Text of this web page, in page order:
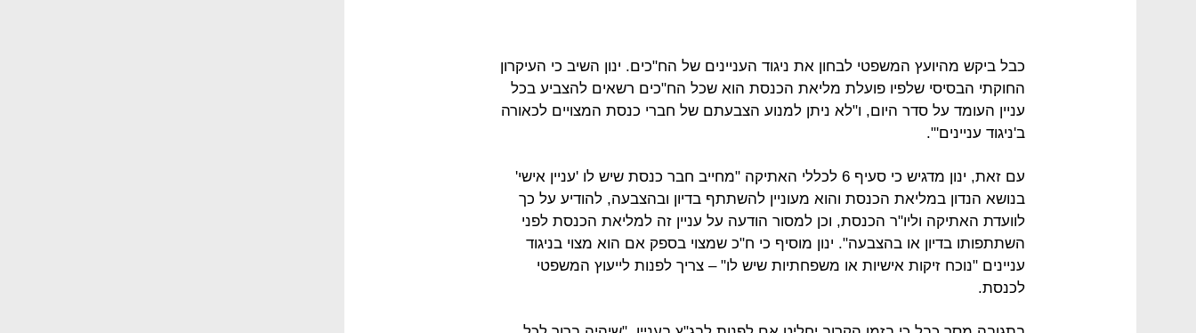
כבל ביקש מהיועץ המשפטי לבחון את ניגוד העניינים של הח"כים. ינון השיב כי העיקרון
החוקתי הבסיסי שלפיו פועלת מליאת הכנסת הוא שכל הח"כים רשאים להצביע בכל
עניין העומד על סדר היום, ו"לא ניתן למנוע הצבעתם של חברי כנסת המצויים לכאורה
ב'ניגוד עניינים'".
עם זאת, ינון מדגיש כי סעיף 6 לכללי האתיקה "מחייב חבר כנסת שיש לו 'עניין אישי'
בנושא הנדון במליאת הכנסת והוא מעוניין להשתתף בדיון ובהצבעה, להודיע על כך
לוועדת האתיקה וליו"ר הכנסת, וכן למסור הודעה על עניין זה למליאת הכנסת לפני
השתתפותו בדיון או בהצבעה". ינון מוסיף כי ח"כ שמצוי בספק אם הוא מצוי בניגוד
עניינים "נוכח זיקות אישיות או משפחתיות שיש לו" – צריך לפנות לייעוץ המשפטי
לכנסת.